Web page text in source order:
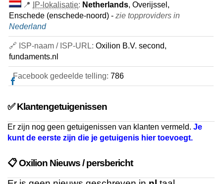
📍 IP-lokalisatie: Netherlands, Overijssel,
Enschede (enschede-noord) - zie topproviders in
Nederland
🔗 ISP-naam / ISP-URL: Oxilion B.V. second,
fundaments.nl
Facebook gedeelde telling: 786
✅ Klantengetuigenissen
Er zijn nog geen getuigenissen van klanten vermeld. Je
kunt de eerste zijn die je getuigenis hier toevoegt.
📋 Oxilion Nieuws / persbericht